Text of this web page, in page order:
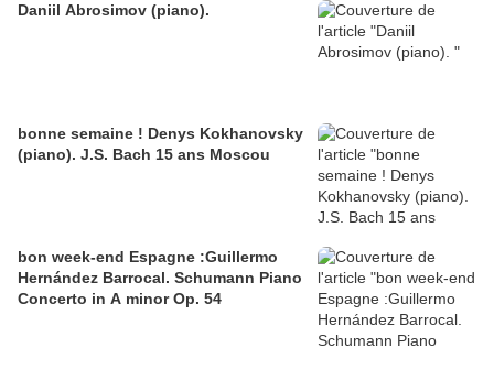
Daniil Abrosimov (piano).
bonne semaine ! Denys Kokhanovsky
(piano). J.S. Bach 15 ans Moscou
bon week-end Espagne :Guillermo
Hernández Barrocal. Schumann Piano
Concerto in A minor Op. 54